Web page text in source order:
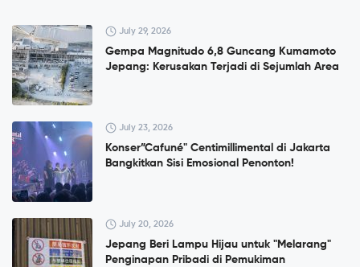
July 29, 2026
Gempa Magnitudo 6,8 Guncang Kumamoto
Jepang: Kerusakan Terjadi di Sejumlah Area
July 23, 2026
Konser”Cafuné" Centimillimental di Jakarta
Bangkitkan Sisi Emosional Penonton!
July 20, 2026
Jepang Beri Lampu Hijau untuk "Melarang"
Penginapan Pribadi di Pemukiman